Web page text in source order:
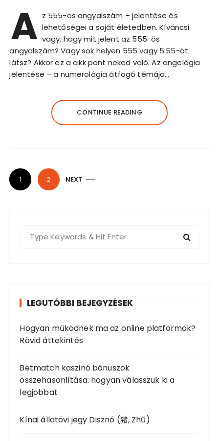
A z 555-ös angyalszám – jelentése és
lehetőségei a saját életedben. Kíváncsi
vagy, hogy mit jelent az 555-ös
angyalszám? Vagy sok helyen 555 vagy 5:55-öt
látsz? Akkor ez a cikk pont neked való. Az angelógia
jelentése – a numerológia átfogó témája…
CONTINUE READING
B
e
1 2 NEXT
r
:
LEGUTÓBBI BEJEGYZÉSEK
Hogyan működnek ma az online platformok?
Rövid áttekintés
Betmatch kaszinó bónuszok
összehasonlítása: hogyan válasszuk ki a
legjobbat
Kínai állatövi jegy Disznó (猪, Zhū)